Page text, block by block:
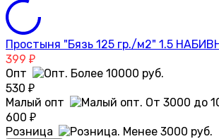
Простыня "Бязь 125 гр./м2" 1.5
399 ₽
Опт
530 ₽
Малый опт
600 ₽
Розница